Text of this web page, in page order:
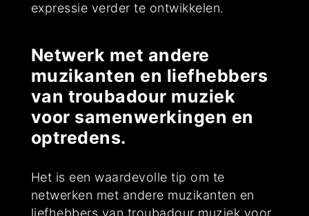
expressie verder te ontwikkelen.
Netwerk met andere
muzikanten en liefhebbers
van troubadour muziek
voor samenwerkingen en
optredens.
Het is een waardevolle tip om te
netwerken met andere muzikanten en
liefhebbers van troubadour muziek voor